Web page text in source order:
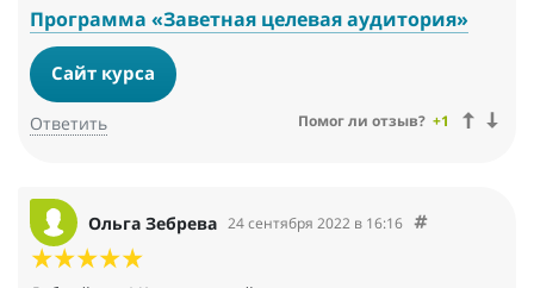
Программа «Заветная целевая аудитория»
Сайт курса
Ответить Помог ли отзыв? +1
Ольга Зебрева 24 сентября 2022 в 16:16